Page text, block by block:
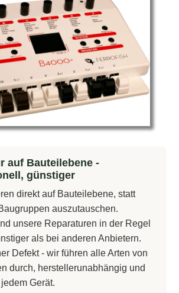
auf Bauteilebene -
günstiger
direkt auf Bauteilebene, statt
auszutauschen.
unsere Reparaturen in der Regel
als bei anderen Anbietern.
Defekt - wir führen alle Arten von
durch, herstellerunabhängig und
Gerät.